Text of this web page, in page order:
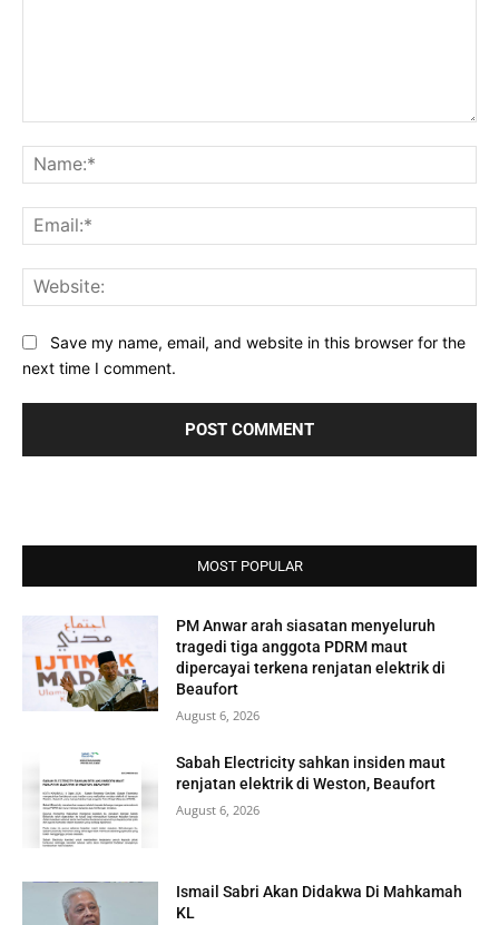
Save my name, email, and website in this browser for the
next time I comment.
MOST POPULAR
PM Anwar arah siasatan menyeluruh
tragedi tiga anggota PDRM maut
dipercayai terkena renjatan elektrik di
Beaufort
August 6, 2026
Sabah Electricity sahkan insiden maut
renjatan elektrik di Weston, Beaufort
August 6, 2026
Ismail Sabri Akan Didakwa Di Mahkamah
KL